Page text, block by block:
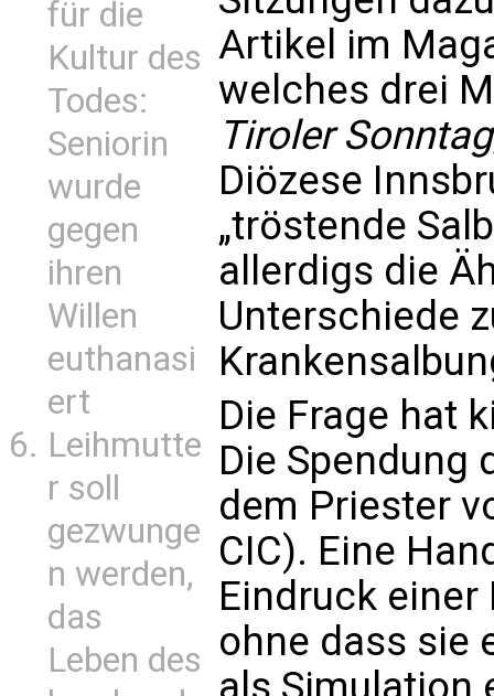
für die
Kultur des
Todes:
Seniorin
wurde
gegen
ihren
Willen
euthanasi
ert
Leihmutte
r soll
gezwunge
n werden,
das
Leben des
Artikel im
welches drei
Tiroler Sonntag
Diözese
„tröstende
allerdigs die
Unterschiede
Die Frage hat
Die Spendung
dem Priester
CIC). Eine
Eindruck
ohne dass sie